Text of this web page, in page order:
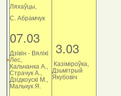
Ляхаўцы,
С. Абрамчук
07.03
Дзiвiн - Вялiкi
Лес,
Кальчанка А.,
Страчук А.,
Дзiдкоускi М.,
Мальчук Я.
3.03
Казіміроўка,
Дзьмітрый
Якубовіч